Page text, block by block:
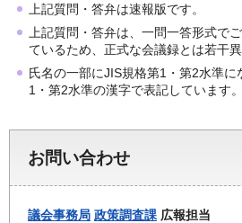
上記質問・答弁は速報版です。
上記質問・答弁は、一問一答形式で
ているため、正式な会議録とは若干異
氏名の一部にJIS規格第1・第2水準
1・第2水準の漢字で表記しています。
お問い合わせ
議会事務局 政策調査課 広報担当